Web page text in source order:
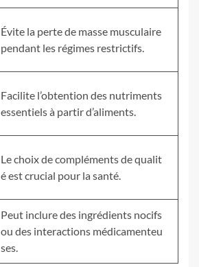
Évite la perte de masse musculaire
pendant les régimes restrictifs.
Facilite l’obtention des nutriments
essentiels à partir d’aliments.
Le choix de compléments de qualit
é est crucial pour la santé.
Peut inclure des ingrédients nocifs
ou des interactions médicamenteu
ses.